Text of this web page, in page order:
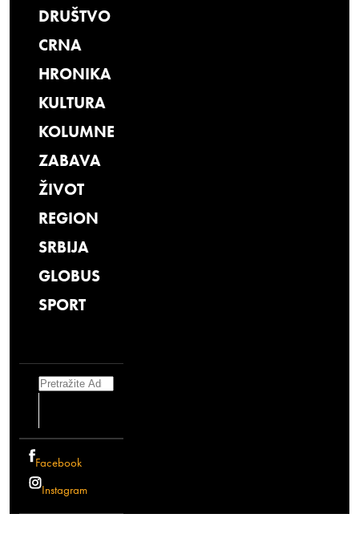
DRUŠTVO
CRNA
HRONIKA
KULTURA
KOLUMNE
ZABAVA
ŽIVOT
REGION
SRBIJA
GLOBUS
SPORT
Search
Facebook
Instagram